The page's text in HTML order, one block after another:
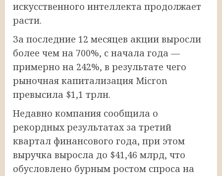
искусственного интеллекта продолжает
расти.
За последние 12 месяцев акции выросли
более чем на 700%, с начала года —
примерно на 242%, в результате чего
рыночная капитализация Micron
превысила $1,1 трлн.
Недавно компания сообщила о
рекордных результатах за третий
квартал финансового года, при этом
выручка выросла до $41,46 млрд, что
обусловлено бурным ростом спроса на